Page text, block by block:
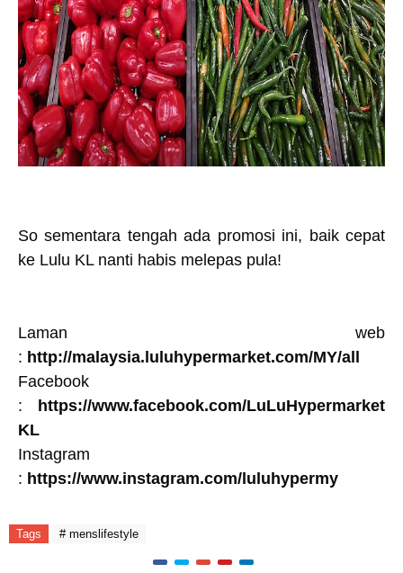
So sementara tengah ada promosi ini, baik cepat
ke Lulu KL nanti habis melepas pula!
Laman web
: http://malaysia.luluhypermarket.com/MY/all
Facebook
:
https://www.facebook.com/LuLuHypermarket
KL
Instagram
: https://www.instagram.com/luluhypermy
Tags # menslifestyle